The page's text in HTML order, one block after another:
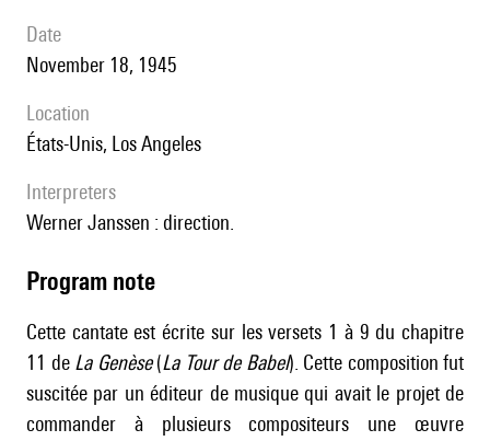
date
November 18, 1945
location
États-Unis, Los Angeles
interpreters
Werner Janssen : direction.
Program note
Cette cantate est écrite sur les versets 1 à 9 du chapitre
11 de La Genèse(La Tour de Babel). Cette composition fut
suscitée par un éditeur de musique qui avait le projet de
commander à plusieurs compositeurs une œuvre